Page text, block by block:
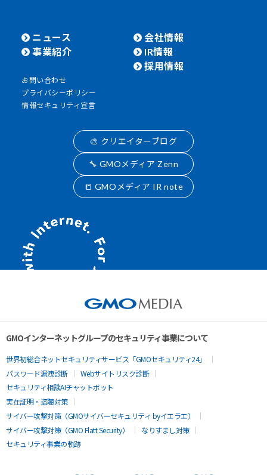
ニュース
事業紹介
会社情報
IR情報
採用情報
お問い合わせ
プライバシーポリシー
情報セキュリティ宣言
🎨 クリエイターブログ
🔧 GMOメディア Zenn
📒 GMOメディア IR note
GMOインターネットグループのセキュリティ事業について
世界初総合ネットセキュリティサービス「GMOセキュリティ24」
パスワード漏洩診断
Webサイトリスク診断
セキュリティ相談AIチャットボット
実在証明・盗聴対策
サイバー攻撃対策（GMOサイバーセキュリティ byイエラエ）
サイバー攻撃対策（GMO Flatt Security）
なりすまし対策
セキュリティ事業の軌跡